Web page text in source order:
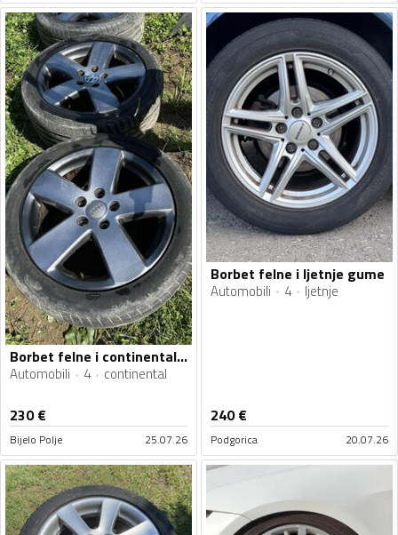
Borbet felne i continental gume
Automobili 4 continental
230€
Bijelo Polje 25.07.26
Borbet felne i ljetnje gume
Automobili 4 ljetnje
240€
Podgorica 20.07.26